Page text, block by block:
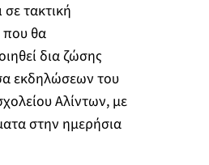
σε τακτική
που θα
δια ζώσης
εκδηλώσεων του
Αλίντων, με
στην ημερήσια